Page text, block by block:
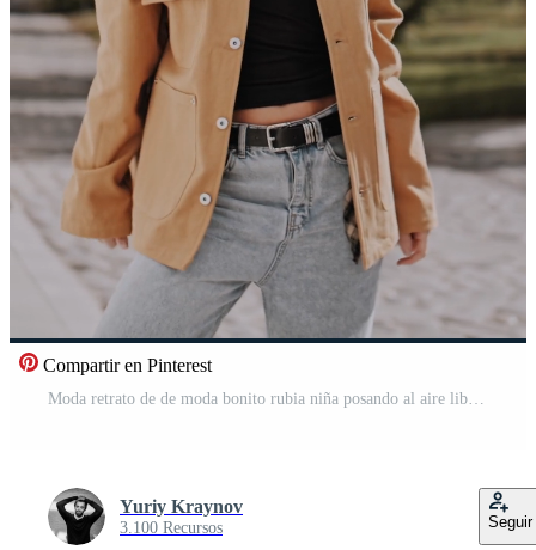
Compartir en Pinterest
Yuriy Kraynov
3.100 Recursos Seguir